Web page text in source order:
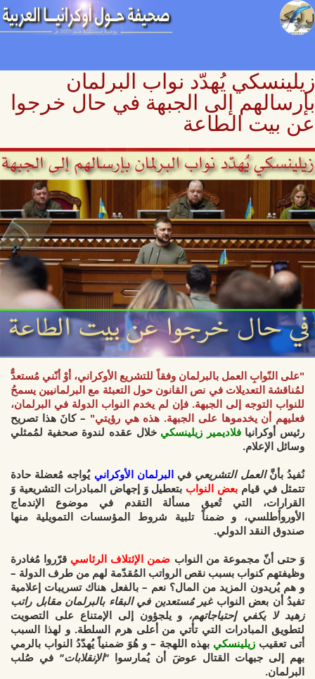
زيلينسكي يُهدّد نواب البرلمان
بإرسالهم إلى الجبهة في حال خرجوا
عن بيت الطاعة
"على النّوابِ العمل بالبرلمان وفقاً للتشريع الأوكراني، أوْ أنّني مُستعدٌّ
لمُناقشة التعديلات في نص القانون حول التعبئة مع البرلمانيين يسمحُ
للنواب التوجه إلى الجبهة. فإن لم يخدم النواب الدولة في البرلمان،
فعليهم أن يخدموها على الجبهة. هذه هي رؤيتي" – كانَ هذا تصريح
رئيس أوكرانيافلاديمير زيلينسكيخلال عقده لندوة صحفية لمُمثلي
وسائل الإعلام.
نُفيدُ بأنَّالعمل التشريعي فيالبرلمان الأوكرانييُواجه مُعضلة حادة
تتمثل في قيام بعض النواب بتعطيل وَ إجهاض المبادرات التشريعية وَ
القرارات، التيتُعيق مسألة التقدم في موضوع الإندماج
الأوروأطلسي، و ضمناً تلبية شروط المؤسسات التمويلية منها
صندوق النقد الدولي.
وَ حتى أنّ مجموعة من النواب ضمن الإئتلاف الرئاسي قرّروا مُغادرة
وظيفتهم كنواب بسبب نقص الرواتب المُقدّمة لهم من طرف الدولة –
و هم يُريدون المزيد من المال؟ نعم – بالفعل هناك تسريبات إعلامية
تفيدُ أن بعض النوابغير مُستعدين في البقاء بالبرلمان مقابل راتب
زهيد لا يكفي إحتياجاتهم، و يلجؤون إلىالإمتناع على التصويت
لتطويق المبادرات التي تأتي من أعلى هرم السلطة.و لهذا السبب
أتى تعقيب زيلينسكي بهذه اللهجة – و هُوَ ضمنياً يُهدّدُ النواب بالرمي
بهم إلى جبهات القتال عوضَ أن يُمارسوا "الإنقلابات" في صُلب
البرلمان.